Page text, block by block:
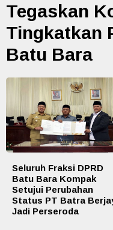
Tegaskan
Tingkatkan
Batu Bara
Seluruh Fraksi DPRD
Batu Bara Kompak
Setujui Perubahan
Status PT Batra
Jadi Perseroda